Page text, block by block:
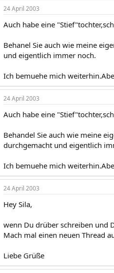
24 April 2003
Auch habe eine
Behanel Sie auch wie meine
und eigentlich immer noch.
Ich bemuehe mich
24 April 2003
Auch habe eine
Behandel Sie auch wie meine
durchgemacht und eigentlich
Ich bemuehe mich
24 April 2003
Hey Sila,
wenn Du drüber schreiben und
Mach mal einen neuen Thread
Liebe Grüße